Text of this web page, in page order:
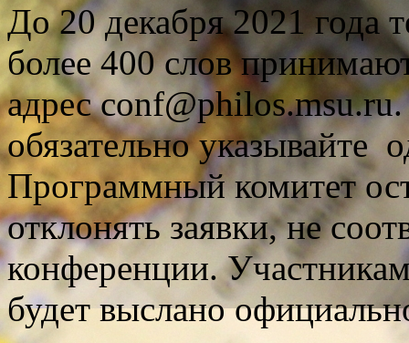
До 20 декабря 2021 года
более 400 слов
адрес conf@philos.msu.ru.
обязательно указывайте
Программный комитет
отклонять заявки, не
конференции.
будет выслано